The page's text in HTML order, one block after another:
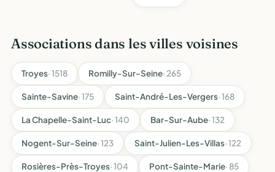
Associations dans les villes voisines
Troyes· 1518 Romilly-Sur-Seine· 265
Sainte-Savine· 175 Saint-André-Les-Vergers· 168
La Chapelle-Saint-Luc· 140 Bar-Sur-Aube· 132
Nogent-Sur-Seine· 123 Saint-Julien-Les-Villas· 122
Rosières-Près-Troyes· 104 Pont-Sainte-Marie· 85